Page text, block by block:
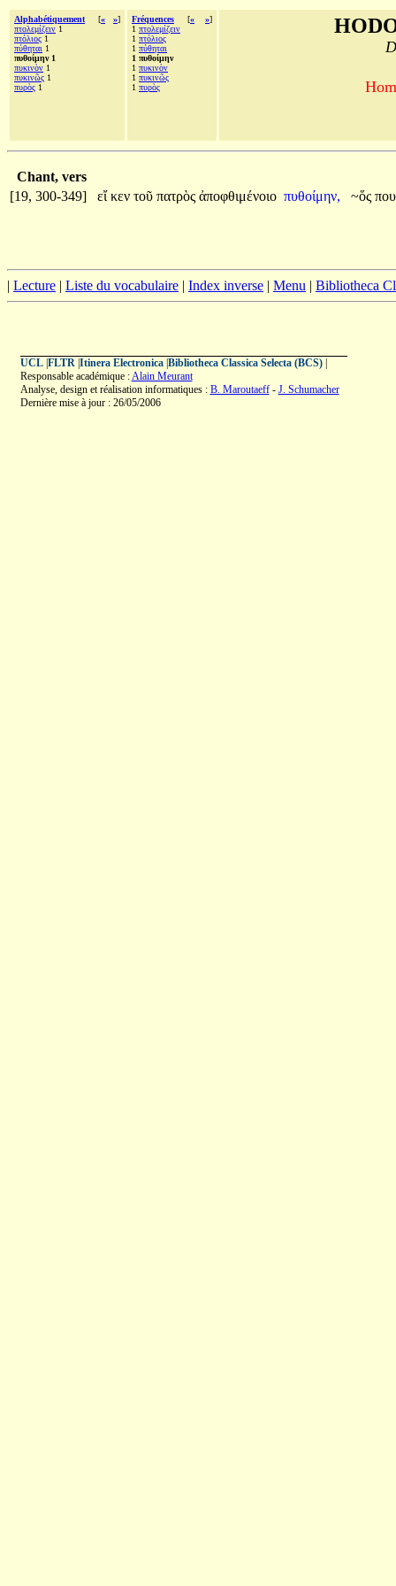
Alphabétiquement [« »]
πτολεμίζειν 1
πτόλιος 1
πύθηται 1
πυθοίμην 1
πυκινὸν 1
πυκινῶς 1
πυρὸς 1
Fréquences [« »]
1 πτολεμίζειν
1 πτόλιος
1 πύθηται
1 πυθοίμην
1 πυκινὸν
1 πυκινῶς
1 πυρὸς
Chant, vers
[19, 300-349]
εἴκεν τοῦ πατρὸς ἀποφθιμένοιο πυθοίμην, ~ὅς
| Lecture | Liste du vocabulaire | Index inverse | Menu | Bibliotheca
UCL| FLTR| Itinera Electronica| Bibliotheca Classica Selecta (BCS)|
Responsable académique :Alain Meurant
Analyse, design et réalisation informatiques : B. Maroutaeff- J. Schumacher
Dernière mise à jour : 26/05/2006